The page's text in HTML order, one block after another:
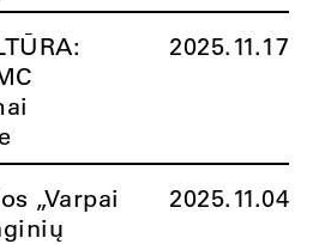
2025.11.17
„Varpai
2025.11.04